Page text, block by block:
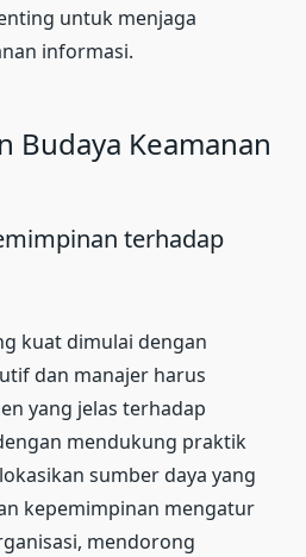
untuk menjaga
informasi.
Budaya Keamanan
terhadap
kuat dimulai dengan
dan manajer harus
yang jelas terhadap
mendukung praktik
sumber daya yang
kepemimpinan mengatur
mendorong